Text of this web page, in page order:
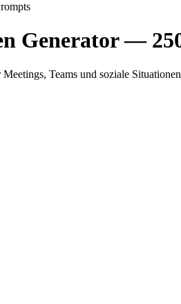
Generator —
Teams und soziale